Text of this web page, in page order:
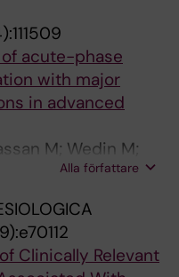
acute-phase
with major
in advanced
M; Wedin M;
Alla författare
Clinically Relevant